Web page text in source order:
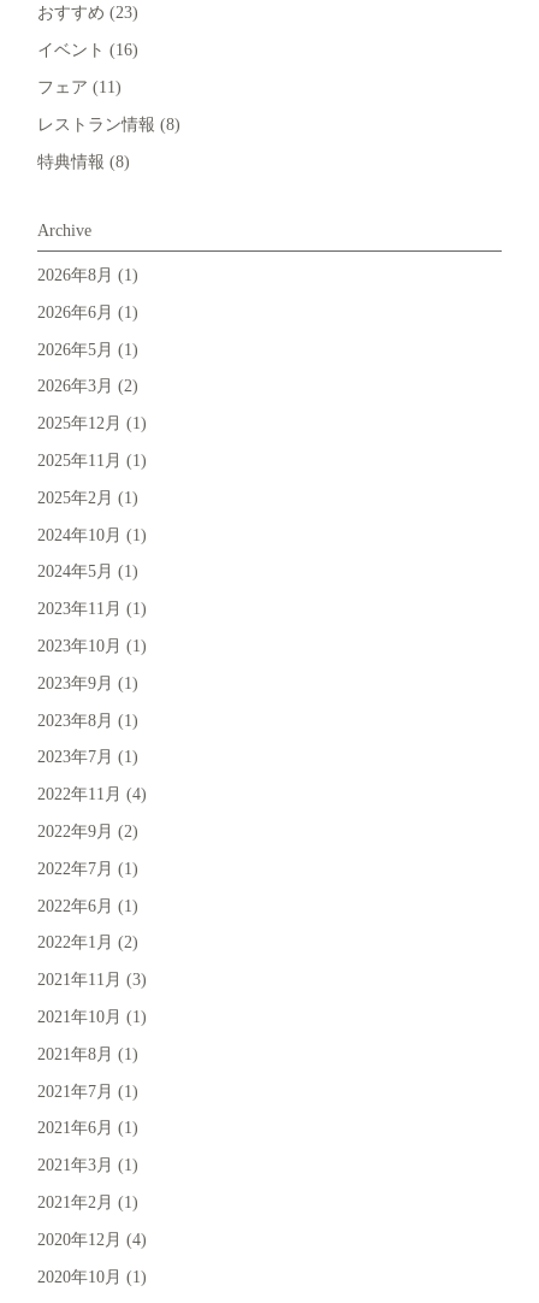
おすすめ (23)
イベント (16)
フェア (11)
レストラン情報 (8)
特典情報 (8)
Archive
2026年8月 (1)
2026年6月 (1)
2026年5月 (1)
2026年3月 (2)
2025年12月 (1)
2025年11月 (1)
2025年2月 (1)
2024年10月 (1)
2024年5月 (1)
2023年11月 (1)
2023年10月 (1)
2023年9月 (1)
2023年8月 (1)
2023年7月 (1)
2022年11月 (4)
2022年9月 (2)
2022年7月 (1)
2022年6月 (1)
2022年1月 (2)
2021年11月 (3)
2021年10月 (1)
2021年8月 (1)
2021年7月 (1)
2021年6月 (1)
2021年3月 (1)
2021年2月 (1)
2020年12月 (4)
2020年10月 (1)